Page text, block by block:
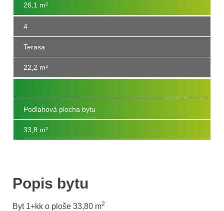
26,1 m²
4
Terasa
22,2 m²
Podlahová plocha bytu
33,8 m²
Popis bytu
Byt 1+kk o ploše 33,80 m2